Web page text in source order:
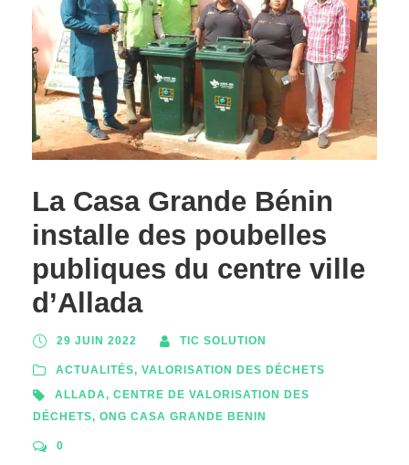
La Casa Grande Bénin
installe des poubelles
publiques du centre ville
d’Allada
29 JUIN 2022 TIC SOLUTION
ACTUALITÉS, VALORISATION DES DÉCHETS
ALLADA, CENTRE DE VALORISATION DES
DÉCHETS, ONG CASA GRANDE BENIN
0